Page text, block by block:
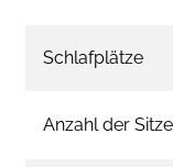
Schlafplätze
Anzahl der